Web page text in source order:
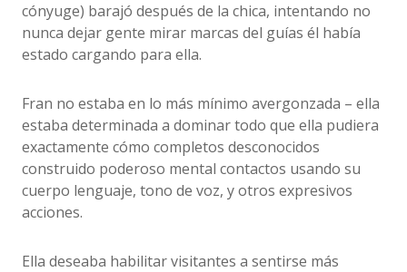
cónyuge) barajó después de la chica, intentando no
nunca dejar gente mirar marcas del guías él había
estado cargando para ella.
Fran no estaba en lo más mínimo avergonzada – ella
estaba determinada a dominar todo que ella pudiera
exactamente cómo completos desconocidos
construido poderoso mental contactos usando su
cuerpo lenguaje, tono de voz, y otros expresivos
acciones.
Ella deseaba habilitar visitantes a sentirse más